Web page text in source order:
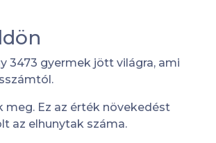
3473 gyermek jött világra, ami
meg. Ez az érték növekedést
az elhunytak száma.